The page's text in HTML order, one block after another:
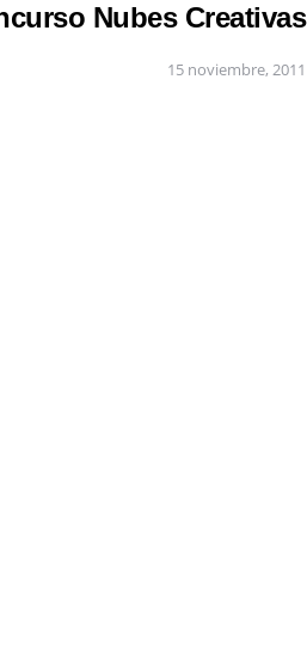
Nubes Creativas
15 noviembre, 2011